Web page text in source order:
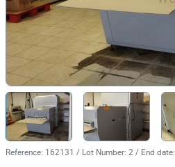
Reference: 162131 / Lot Number: 2 / End date: